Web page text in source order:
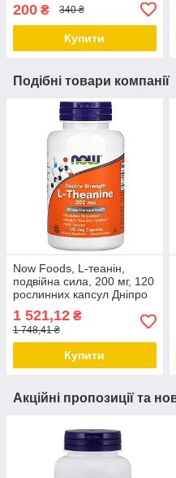
200 ₴ 340 ₴
Купити
Подібні товари компанії
Now Foods, L-теанін,
подвійна сила, 200 мг, 120
рослинних капсул Дніпро
1 521,12 ₴
1 748,41 ₴
Купити
Акційні пропозиції та